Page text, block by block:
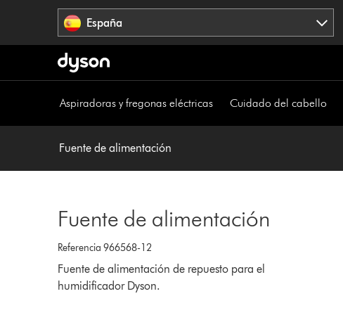
España
Aspiradoras y fregonas eléctricas Cuidado del cabello
Fuente de alimentación
Fuente de alimentación
Referencia 966568-12
Fuente de alimentación de repuesto para el
humidificador Dyson.